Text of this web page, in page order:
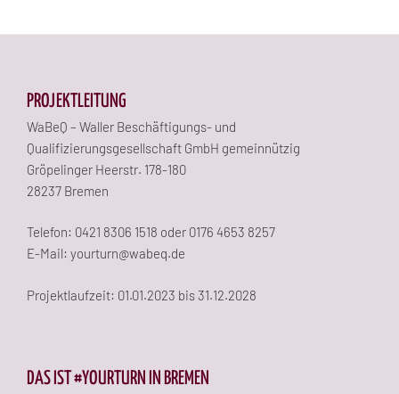
PROJEKTLEITUNG
WaBeQ – Waller Beschäftigungs- und
Qualifizierungsgesellschaft GmbH gemeinnützig
Gröpelinger Heerstr. 178-180
28237 Bremen
Telefon: 0421 8306 1518 oder 0176 4653 8257
E-Mail: yourturn@wabeq.de
Projektlaufzeit: 01.01.2023 bis 31.12.2028
DAS IST #YOURTURN IN BREMEN